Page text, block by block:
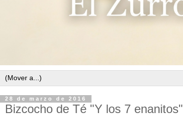
28 de marzo de 2016
Bizcocho de Té "Y los 7 enanitos"